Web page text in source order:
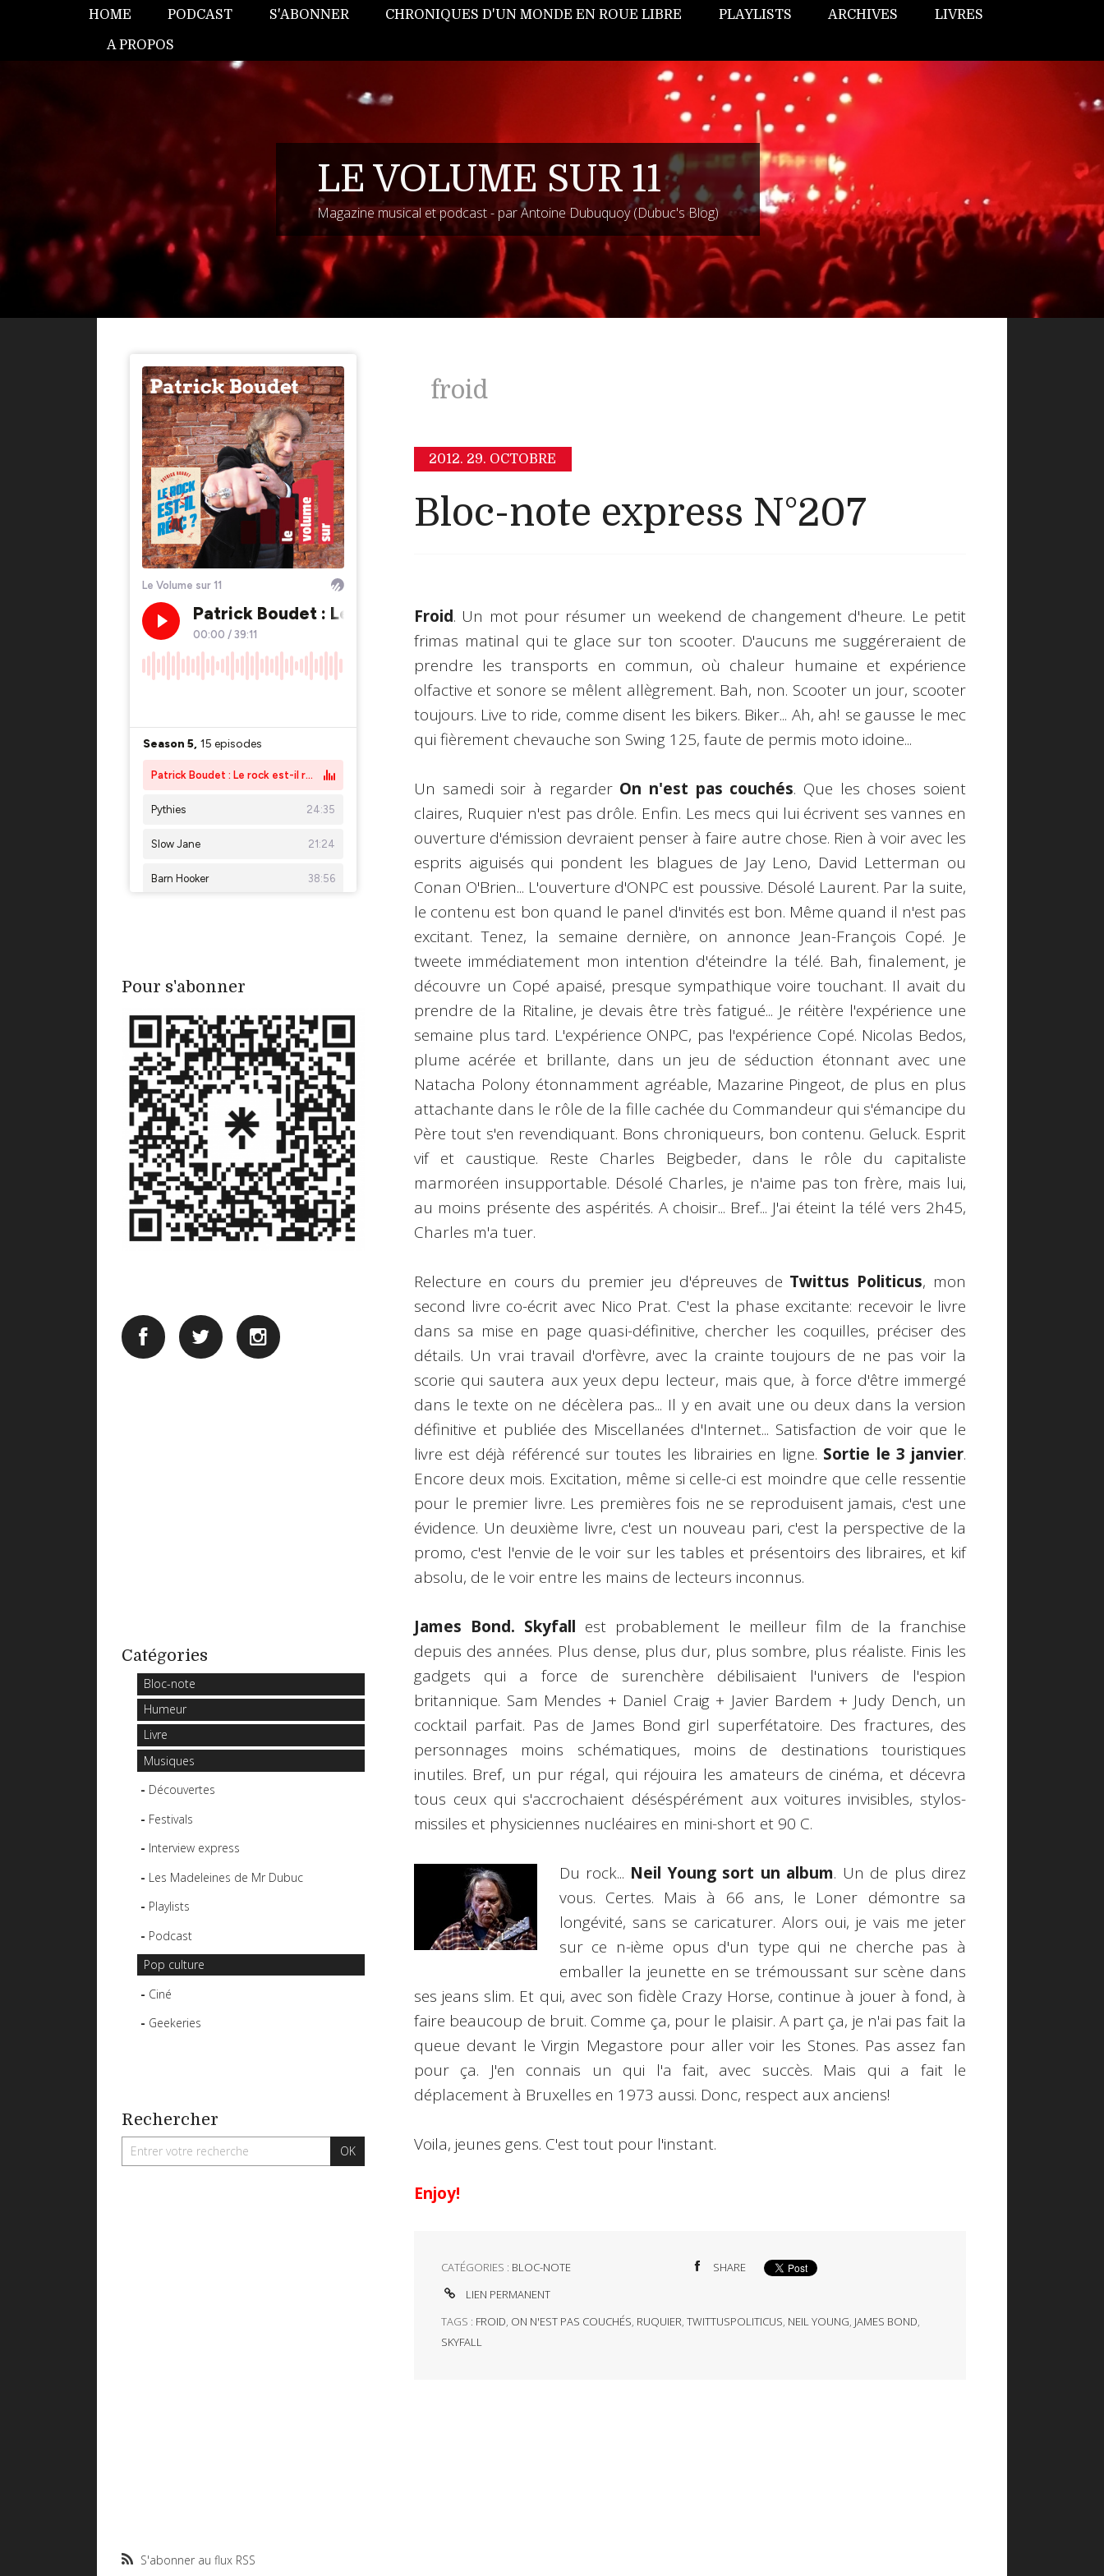
HOME PODCAST S'ABONNER CHRONIQUES D'UN MONDE EN ROUE LIBRE PLAYLISTS ARCHIVES LIVRES
A PROPOS
LE VOLUME SUR 11
Magazine musical et podcast - par Antoine Dubuquoy (Dubuc's Blog)
Pour s'abonner
Catégories
Bloc-note
Humeur
Livre
Musiques
Découvertes
Festivals
Interview express
Les Madeleines de Mr Dubuc
Playlists
Podcast
Pop culture
Ciné
Geekeries
Rechercher
S'abonner au flux RSS
froid
2012. 29. OCTOBRE
Bloc-note express N°207
Froid. Un mot pour résumer un weekend de changement d'heure. Le petit
frimas matinal qui te glace sur ton scooter. D'aucuns me suggéreraient de
prendre les transports en commun, où chaleur humaine et expérience
olfactive et sonore se mêlent allègrement. Bah, non. Scooter un jour, scooter
toujours. Live to ride, comme disent les bikers. Biker... Ah, ah! se gausse le mec
qui fièrement chevauche son Swing 125, faute de permis moto idoine...
Un samedi soir à regarder On n'est pas couchés. Que les choses soient
claires, Ruquier n'est pas drôle. Enfin. Les mecs qui lui écrivent ses vannes en
ouverture d'émission devraient penser à faire autre chose. Rien à voir avec les
esprits aiguisés qui pondent les blagues de Jay Leno, David Letterman ou
Conan O'Brien... L'ouverture d'ONPC est poussive. Désolé Laurent. Par la suite,
le contenu est bon quand le panel d'invités est bon. Même quand il n'est pas
excitant. Tenez, la semaine dernière, on annonce Jean-François Copé. Je
tweete immédiatement mon intention d'éteindre la télé. Bah, finalement, je
découvre un Copé apaisé, presque sympathique voire touchant. Il avait du
prendre de la Ritaline, je devais être très fatigué... Je réitère l'expérience une
semaine plus tard. L'expérience ONPC, pas l'expérience Copé. Nicolas Bedos,
plume acérée et brillante, dans un jeu de séduction étonnant avec une
Natacha Polony étonnamment agréable, Mazarine Pingeot, de plus en plus
attachante dans le rôle de la fille cachée du Commandeur qui s'émancipe du
Père tout s'en revendiquant. Bons chroniqueurs, bon contenu. Geluck. Esprit
vif et caustique. Reste Charles Beigbeder, dans le rôle du capitaliste
marmoréen insupportable. Désolé Charles, je n'aime pas ton frère, mais lui,
au moins présente des aspérités. A choisir... Bref... J'ai éteint la télé vers 2h45,
Charles m'a tuer.
Relecture en cours du premier jeu d'épreuves de Twittus Politicus, mon
second livre co-écrit avec Nico Prat. C'est la phase excitante: recevoir le livre
dans sa mise en page quasi-définitive, chercher les coquilles, préciser des
détails. Un vrai travail d'orfèvre, avec la crainte toujours de ne pas voir la
scorie qui sautera aux yeux depu lecteur, mais que, à force d'être immergé
dans le texte on ne décèlera pas... Il y en avait une ou deux dans la version
définitive et publiée des Miscellanées d'Internet... Satisfaction de voir que le
livre est déjà référencé sur toutes les librairies en ligne. Sortie le 3 janvier.
Encore deux mois. Excitation, même si celle-ci est moindre que celle ressentie
pour le premier livre. Les premières fois ne se reproduisent jamais, c'est une
évidence. Un deuxième livre, c'est un nouveau pari, c'est la perspective de la
promo, c'est l'envie de le voir sur les tables et présentoirs des libraires, et kif
absolu, de le voir entre les mains de lecteurs inconnus.
James Bond. Skyfall est probablement le meilleur film de la franchise
depuis des années. Plus dense, plus dur, plus sombre, plus réaliste. Finis les
gadgets qui a force de surenchère débilisaient l'univers de l'espion
britannique. Sam Mendes + Daniel Craig + Javier Bardem + Judy Dench, un
cocktail parfait. Pas de James Bond girl superfétatoire. Des fractures, des
personnages moins schématiques, moins de destinations touristiques
inutiles. Bref, un pur régal, qui réjouira les amateurs de cinéma, et décevra
tous ceux qui s'accrochaient déséspérément aux voitures invisibles, stylos-
missiles et physiciennes nucléaires en mini-short et 90 C.
Du rock... Neil Young sort un album. Un de plus direz
vous. Certes. Mais à 66 ans, le Loner démontre sa
longévité, sans se caricaturer. Alors oui, je vais me jeter
sur ce n-ième opus d'un type qui ne cherche pas à
emballer la jeunette en se trémoussant sur scène dans
ses jeans slim. Et qui, avec son fidèle Crazy Horse, continue à jouer à fond, à
faire beaucoup de bruit. Comme ça, pour le plaisir. A part ça, je n'ai pas fait la
queue devant le Virgin Megastore pour aller voir les Stones. Pas assez fan
pour ça. J'en connais un qui l'a fait, avec succès. Mais qui a fait le
déplacement à Bruxelles en 1973 aussi. Donc, respect aux anciens!
Voila, jeunes gens. C'est tout pour l'instant.
Enjoy!
CATÉGORIES : BLOC-NOTE
SHARE
LIEN PERMANENT
TAGS : FROID, ON N'EST PAS COUCHÉS, RUQUIER, TWITTUSPOLITICUS, NEIL YOUNG, JAMES BOND,
SKYFALL